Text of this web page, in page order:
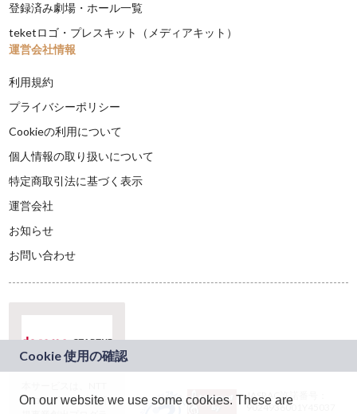
登録済み劇場・ホール一覧
teketロゴ・プレスキット（メディアキット）
運営会社情報
利用規約
プライバシーポリシー
Cookieの利用について
個人情報の取り扱いについて
特定商取引法に基づく表示
運営会社
お知らせ
お問い合わせ
ドコモグループの新
JASRAC許諾番号：
9024936001Y45037
On our website we use some cookies. These are